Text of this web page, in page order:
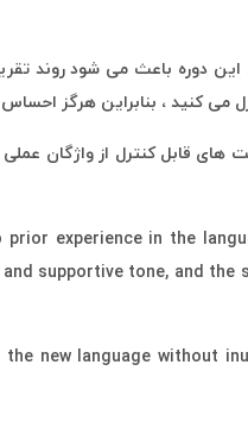
دوره باعث می شود روند
می کنید ، بنابراین هرگز
قابل کنترل از واژگان عملی
experience in the
supportive tone, and
new language without